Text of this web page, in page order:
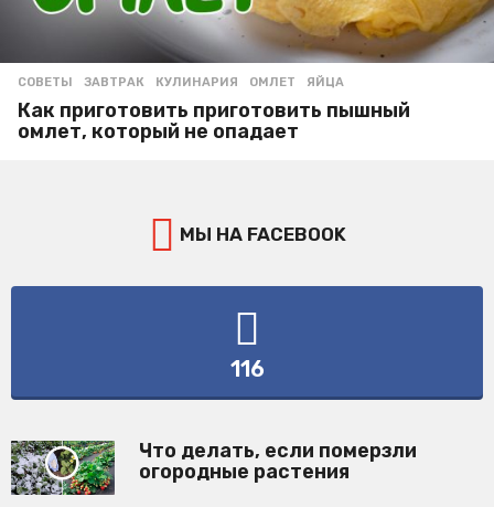
СОВЕТЫ ЗАВТРАК ,КУЛИНАРИЯ ,ОМЛЕТ ,ЯЙЦА
Как приготовить приготовить пышный
омлет, который не опадает
МЫ НА FACEBOOK
116
Что делать, если померзли
огородные растения